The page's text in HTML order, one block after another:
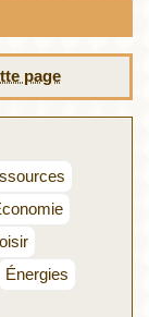
page
Énergies